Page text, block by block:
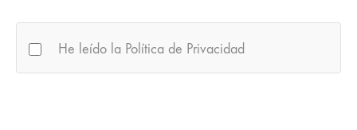
He leído la Política de Privacidad